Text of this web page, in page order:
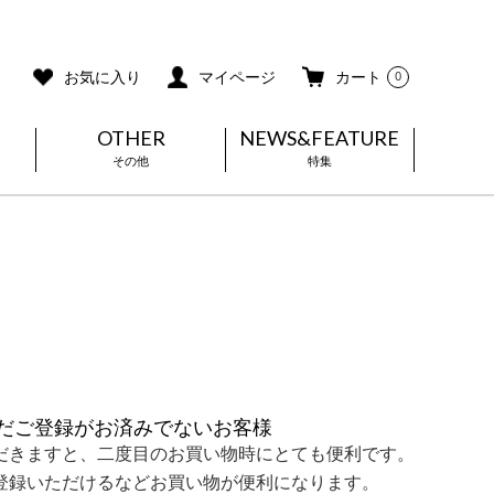
お気に入り マイページ カート 0
OTHER
その他
NEWS&FEATURE
特集
ご登録がお済みでないお客様
ますと、二度目のお買い物時にとても便利です。
いただけるなどお買い物が便利になります。